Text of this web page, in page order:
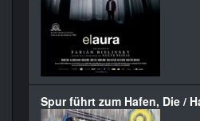
Spur führt zum Hafen, Die /